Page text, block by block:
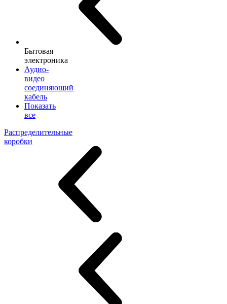
Бытовая
электроника
Аудио-
видео
соединяющий
кабель
Показать
все
Распределительные
коробки